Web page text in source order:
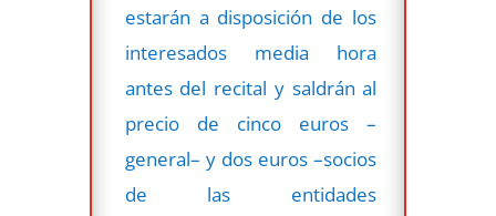
estarán a disposición de los
interesados media hora
antes del recital y saldrán al
precio de cinco euros –
general– y dos euros –socios
de las entidades